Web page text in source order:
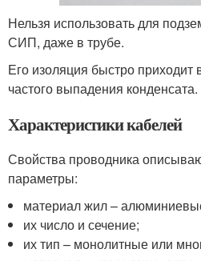
Нельзя использовать для
СИП, даже в трубе.
Его изоляция быстро приходит
частого выпадения конденсата.
Характеристики кабелей
Свойства проводника
параметры:
материал жил –
их число и сечение;
их тип – монолитные или